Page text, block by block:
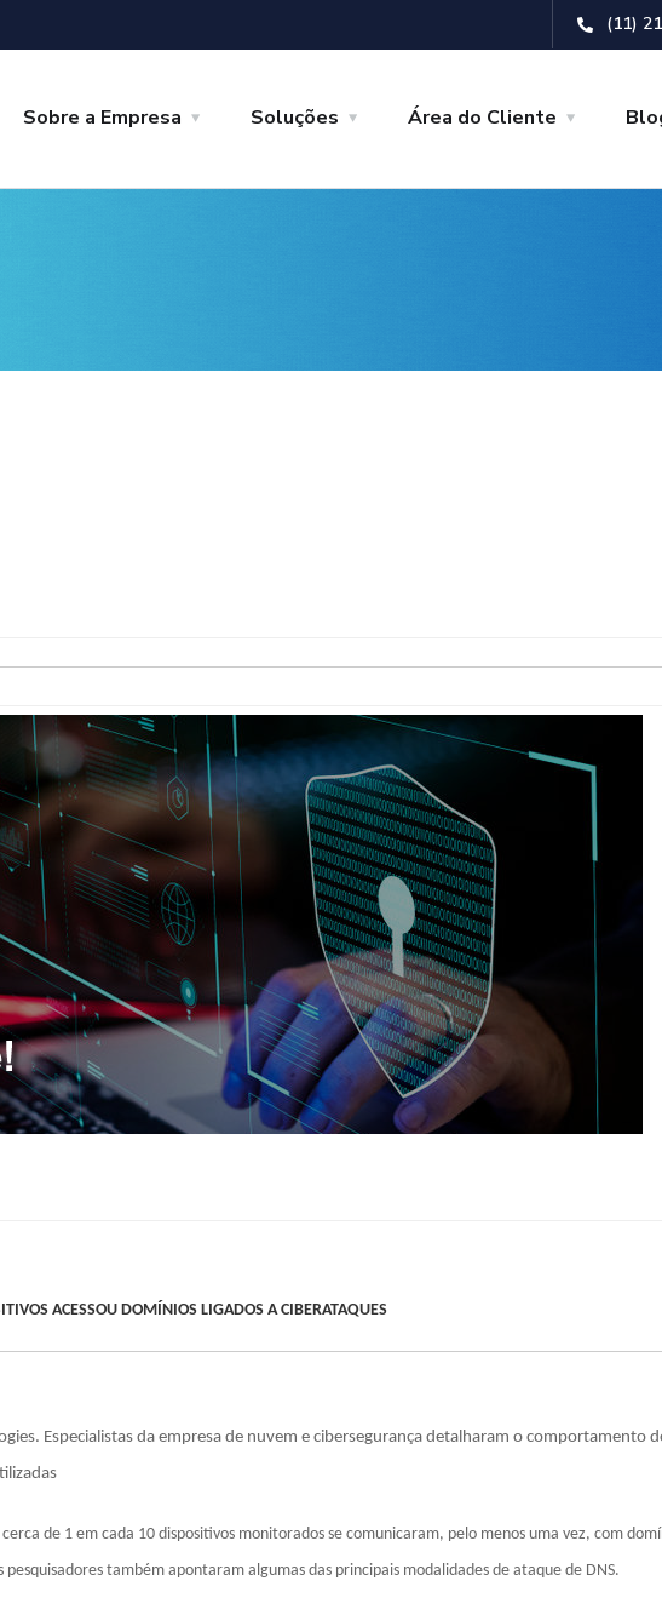
(11)
Sobre a Empresa Soluções Área do Cliente
ACESSOU DOMÍNIOS LIGADOS A CIBERATAQUES
Especialistas da empresa de nuvem e cibersegurança detalharam o comportamento
de 1 em cada 10 dispositivos monitorados se comunicaram, pelo menos uma vez, com
também apontaram algumas das principais modalidades de ataque de DNS.